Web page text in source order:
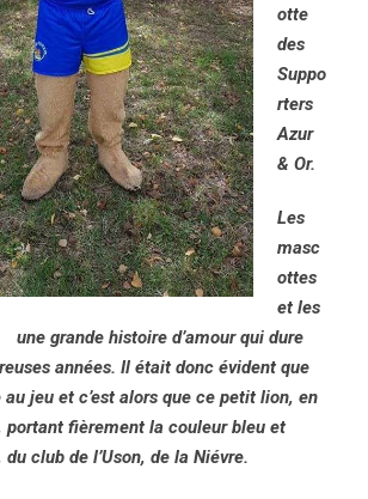
otte
des
Suppo
rters
Azur
& Or.
Les
masc
ottes
et les
grande histoire d’amour qui dure
années. Il était donc évident que
au jeu et c’est alors que ce petit lion, en
portant fièrement la couleur bleu et
club de l’Uson, de la Niévre.